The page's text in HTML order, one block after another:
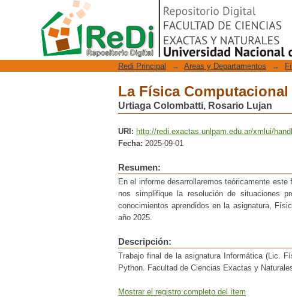
La Física
Repositorio Digital
Redi Principal → Areas y Departamentos →
La Física
Urtiaga Colombatti, Rosario Lujan
URI: http://redi.exactas.unlpam.edu.ar/xmlui/
Fecha: 2025-09-01
Resumen:
En el informe desarrollaremos teóricamente
nos simplifique la resolución de situaciones
conocimientos aprendidos en la asignatura,
año 2025.
Descripción:
Trabajo final de la asignatura Informática (Lic.
Python. Facultad de Ciencias Exactas y
Mostrar el registro completo del ítem